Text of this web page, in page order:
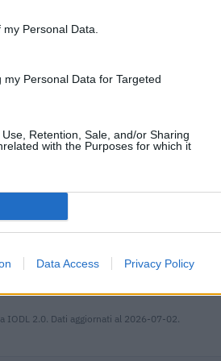
Personal Data.
Personal Data for Targeted
Retention, Sale, and/or Sharing
with the Purposes for which it
Data Access Privacy Policy
di donne
inps
economica
agenzia delle
entrate
di donne
inps
economica
agenzia delle
IODL 2.0. Dati aggiornati al 2026-07-02.